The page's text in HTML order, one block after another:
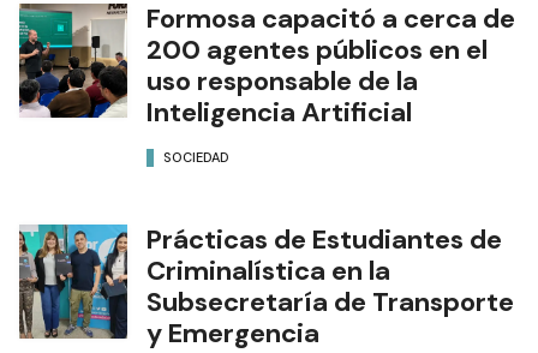
Formosa capacitó a cerca de
200 agentes públicos en el
uso responsable de la
Inteligencia Artificial
SOCIEDAD
Prácticas de Estudiantes de
Criminalística en la
Subsecretaría de Transporte
y Emergencia